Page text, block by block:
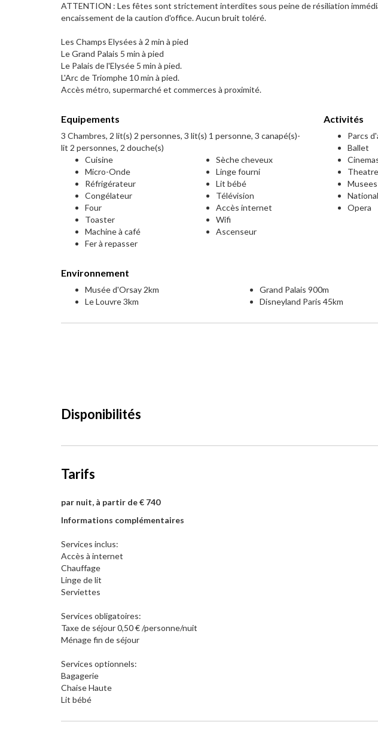
ATTENTION : Les fêtes sont strictement interdites sous peine de résiliation
encaissement de la caution d'office. Aucun bruit toléré.
Les Champs Elysées à 2 min à pied
Le Grand Palais 5 min à pied
Le Palais de l'Elysée 5 min à pied.
L'Arc de Triomphe 10 min à pied.
Accès métro, supermarché et commerces à proximité.
Equipements
3 Chambres, 2 lit(s) 2 personnes, 3 lit(s) 1 personne, 3 canapé(s)-
lit 2 personnes, 2 douche(s)
Cuisine
Micro-Onde
Réfrigérateur
Congélateur
Four
Toaster
Machine à café
Fer à repasser
Sèche cheveux
Linge fourni
Lit bébé
Télévision
Accès internet
Wifi
Ascenseur
Activités
Parcs
Ballet
Theatre
Musees
Opera
Environnement
Musée d'Orsay 2km
Le Louvre 3km
Grand Palais 900m
Disneyland Paris 45km
Disponibilités
Tarifs
par nuit, à partir de € 740
Informations complémentaires
Services inclus:
Accès à internet
Chauffage
Linge de lit
Serviettes
Services obligatoires:
Taxe de séjour 0,50 € /personne/nuit
Ménage fin de séjour
Services optionnels:
Bagagerie
Chaise Haute
Lit bébé